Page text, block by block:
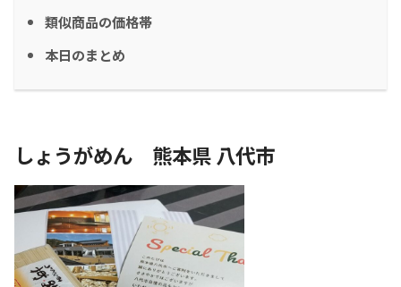
類似商品の価格帯
本日のまとめ
しょうがめん 熊本県 八代市